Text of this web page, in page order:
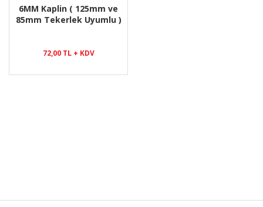
6MM Kaplin ( 125mm ve
85mm Tekerlek Uyumlu )
72,00 TL + KDV